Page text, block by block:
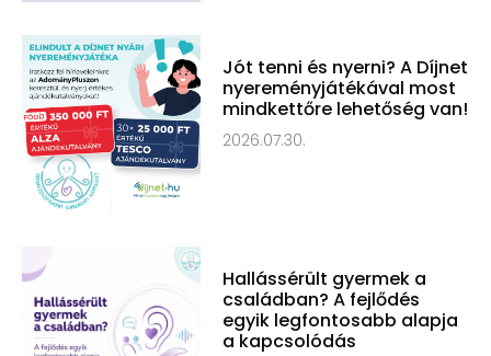
Jót tenni és nyerni? A Díjnet
nyereményjátékával most
mindkettőre lehetőség van!
2026.07.30.
Hallássérült gyermek a
családban? A fejlődés
egyik legfontosabb alapja
a kapcsolódás